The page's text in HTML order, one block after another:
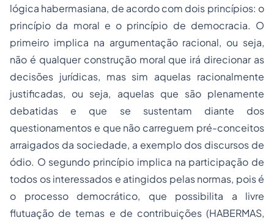
lógica habermasiana, de acordo com dois princípios: o
princípio da moral e o princípio de democracia. O
primeiro implica na argumentação racional, ou seja,
não é qualquer construção moral que irá direcionar as
decisões jurídicas, mas sim aquelas racionalmente
justificadas, ou seja, aquelas que são plenamente
debatidas e que se sustentam diante dos
questionamentos e que não carreguem pré-conceitos
arraigados da sociedade, a exemplo dos discursos de
ódio. O segundo princípio implica na participação de
todos os interessados e atingidos pelas normas, pois é
o processo democrático, que possibilita a livre
flutuação de temas e de contribuições (HABERMAS,